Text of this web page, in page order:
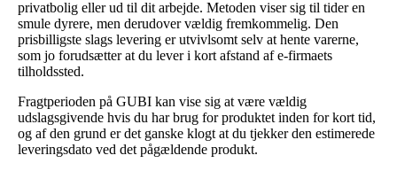
privatbolig eller ud til dit arbejde. Metoden viser sig til tider en
smule dyrere, men derudover vældig fremkommelig. Den
prisbilligste slags levering er utvivlsomt selv at hente varerne,
som jo forudsætter at du lever i kort afstand af e-firmaets
tilholdssted.
Fragtperioden på GUBI kan vise sig at være vældig
udslagsgivende hvis du har brug for produktet inden for kort tid,
og af den grund er det ganske klogt at du tjekker den estimerede
leveringsdato ved det pågældende produkt.